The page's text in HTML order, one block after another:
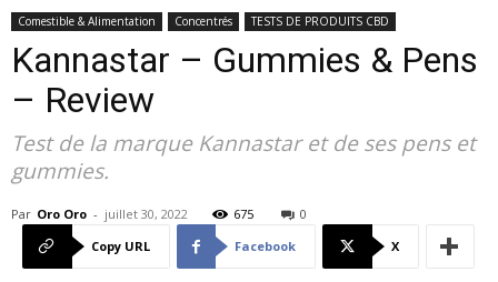
Comestible & Alimentation Concentrés TESTS DE PRODUITS CBD
Kannastar – Gummies & Pens
– Review
Test de la marque Kannastar et de ses pens et
gummies.
Par Oro Oro - juillet 30, 2022 675
0
Copy URL
Facebook X